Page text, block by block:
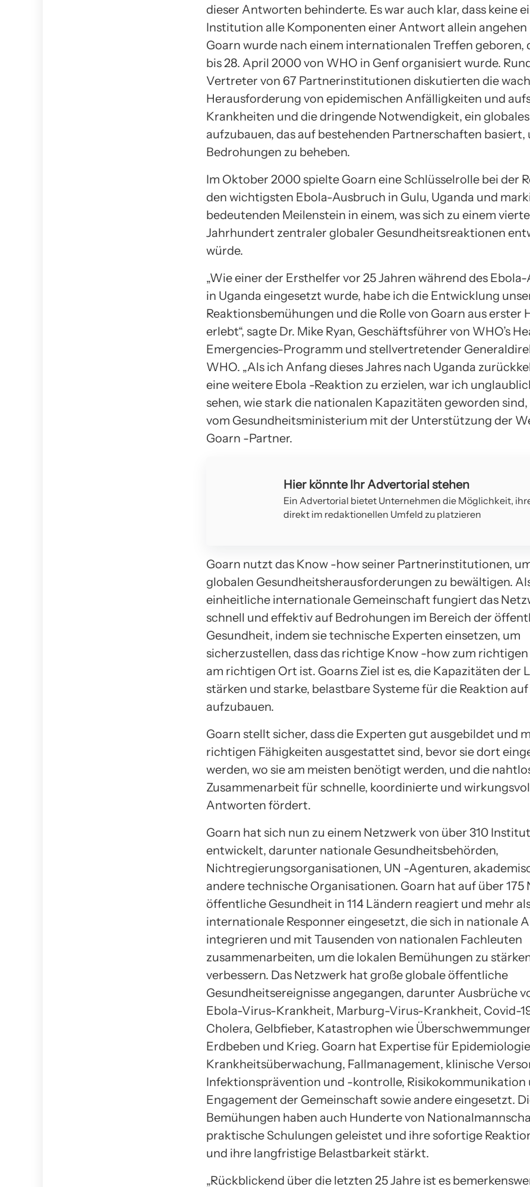
dieser Antworten behinderte. Es war auch klar, dass keine
Institution alle Komponenten einer Antwort allein angehen
Goarn wurde nach einem internationalen Treffen geboren,
bis 28. April 2000 von WHO in Genf organisiert wurde. Rund
Vertreter von 67 Partnerinstitutionen diskutierten die
Herausforderung von epidemischen Anfälligkeiten und
Krankheiten und die dringende Notwendigkeit, ein
aufzubauen, das auf bestehenden Partnerschaften basiert,
Bedrohungen zu beheben.
Im Oktober 2000 spielte Goarn eine Schlüsselrolle bei der
den wichtigsten Ebola-Ausbruch in Gulu, Uganda und
bedeutenden Meilenstein in einem, was sich zu einem
Jahrhundert zentraler globaler Gesundheitsreaktionen
würde.
„Wie einer der Ersthelfer vor 25 Jahren während des
in Uganda eingesetzt wurde, habe ich die Entwicklung
Reaktionsbemühungen und die Rolle von Goarn aus erster
erlebt“, sagte Dr. Mike Ryan, Geschäftsführer von WHO’s
Emergencies-Programm und stellvertretender
WHO. „Als ich Anfang dieses Jahres nach Uganda
eine weitere Ebola -Reaktion zu erzielen, war ich
sehen, wie stark die nationalen Kapazitäten geworden
vom Gesundheitsministerium mit der Unterstützung der
Goarn -Partner.
Hier könnte Ihr Advertorial stehen
Ein Advertorial bietet Unternehmen die Möglichkeit,
direkt im redaktionellen Umfeld zu platzieren
Goarn nutzt das Know -how seiner Partnerinstitutionen,
globalen Gesundheitsherausforderungen zu bewältigen.
einheitliche internationale Gemeinschaft fungiert das
schnell und effektiv auf Bedrohungen im Bereich der
Gesundheit, indem sie technische Experten einsetzen, um
sicherzustellen, dass das richtige Know -how zum
am richtigen Ort ist. Goarns Ziel ist es, die Kapazitäten der
stärken und starke, belastbare Systeme für die Reaktion
aufzubauen.
Goarn stellt sicher, dass die Experten gut ausgebildet und
richtigen Fähigkeiten ausgestattet sind, bevor sie dort
werden, wo sie am meisten benötigt werden, und die
Zusammenarbeit für schnelle, koordinierte und
Antworten fördert.
Goarn hat sich nun zu einem Netzwerk von über 310
entwickelt, darunter nationale Gesundheitsbehörden,
Nichtregierungsorganisationen, UN -Agenturen,
andere technische Organisationen. Goarn hat auf über 175
öffentliche Gesundheit in 114 Ländern reagiert und mehr
internationale Responner eingesetzt, die sich in nationale
integrieren und mit Tausenden von nationalen Fachleuten
zusammenarbeiten, um die lokalen Bemühungen zu
verbessern. Das Netzwerk hat große globale öffentliche
Gesundheitsereignisse angegangen, darunter Ausbrüche
Ebola-Virus-Krankheit, Marburg-Virus-Krankheit, Covid-
Cholera, Gelbfieber, Katastrophen wie
Erdbeben und Krieg. Goarn hat Expertise für
Krankheitsüberwachung, Fallmanagement, klinische
Infektionsprävention und -kontrolle, Risikokommunikation
Engagement der Gemeinschaft sowie andere eingesetzt.
Bemühungen haben auch Hunderte von
praktische Schulungen geleistet und ihre sofortige
und ihre langfristige Belastbarkeit stärkt.
„Rückblickend über die letzten 25 Jahre ist es